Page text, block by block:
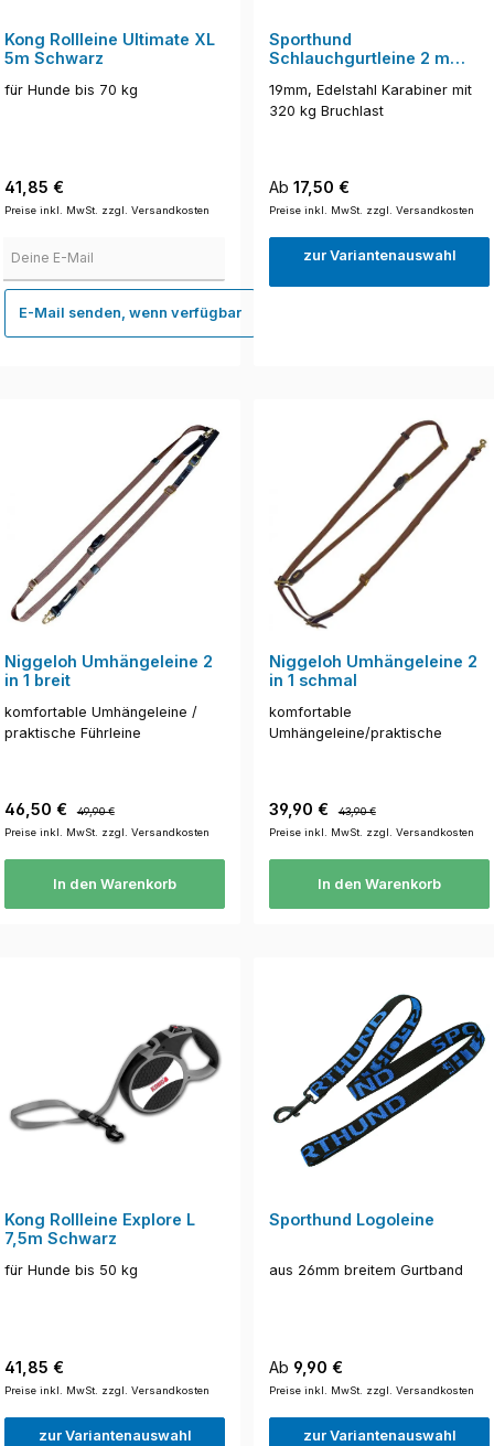
Kong Rollleine Ultimate XL
5m Schwarz
für Hunde bis 70 kg
Regulärer Preis:
41,85 €
Preise inkl. MwSt. zzgl. Versandkosten
E-Mail senden, wenn verfügbar
Sporthund
Schlauchgurtleine 2 m
19mm, Edelstahl Karabiner mit
320 kg Bruchlast
Regulärer Preis:
Ab 17,50 €
Preise inkl. MwSt. zzgl. Versandkosten
zur Variantenauswahl
Niggeloh Umhängeleine 2
in 1 breit
komfortable Umhängeleine /
praktische Führleine
Verkaufspreis:
46,50 € Regulärer Preis:
49,90 €
Preise inkl. MwSt. zzgl. Versandkosten
In den Warenkorb
Niggeloh Umhängeleine 2
in 1 schmal
komfortable
Umhängeleine/praktische
Verkaufspreis:
39,90 € Regulärer Preis:
43,90 €
Preise inkl. MwSt. zzgl. Versandkosten
In den Warenkorb
Kong Rollleine Explore L
7,5m Schwarz
für Hunde bis 50 kg
Regulärer Preis:
41,85 €
Preise inkl. MwSt. zzgl. Versandkosten
zur Variantenauswahl
Sporthund Logoleine
aus 26mm breitem Gurtband
Regulärer Preis:
Ab 9,90 €
Preise inkl. MwSt. zzgl. Versandkosten
zur Variantenauswahl